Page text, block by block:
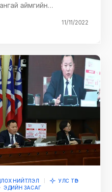
аймгийн…
11/11/2022
НИЙТЛЭЛ
УЛС ТӨР
ЭДИЙН ЗАСАГ